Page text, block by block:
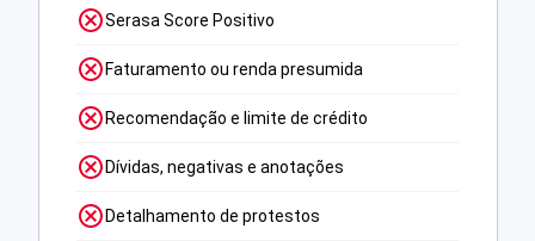
Serasa Score Positivo
Faturamento ou renda presumida
Recomendação e limite de crédito
Dívidas, negativas e anotações
Detalhamento de protestos